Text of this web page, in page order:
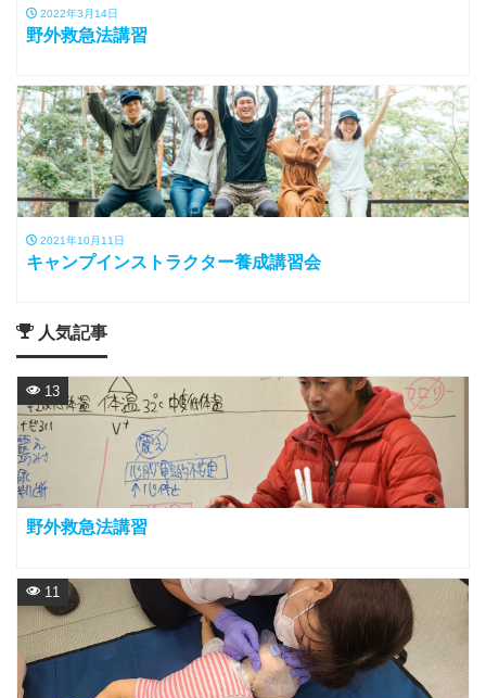
2022年3月14日
野外救急法講習
2021年10月11日
キャンプインストラクター養成講習会
人気記事
野外救急法講習
13
11